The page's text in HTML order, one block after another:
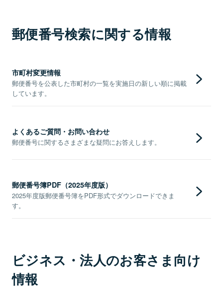
郵便番号検索に関する情報
市町村変更情報
郵便番号を公表した市町村の一覧を実施日の新しい順に掲載
しています。
よくあるご質問・お問い合わせ
郵便番号に関するさまざまな疑問にお答えします。
郵便番号簿PDF（2025年度版）
2025年度版郵便番号簿をPDF形式でダウンロードできま
す。
ビジネス・法人のお客さま向け
情報